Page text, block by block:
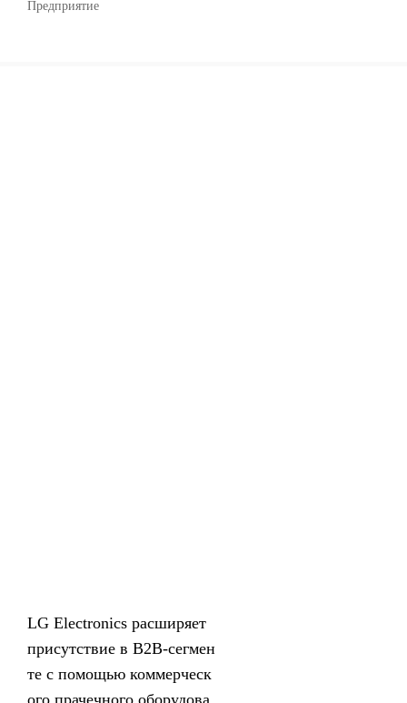
Предприятие
LG Electronics расширяет
присутствие в B2B-сегмен
те с помощью коммерческ
ого прачечного оборудова